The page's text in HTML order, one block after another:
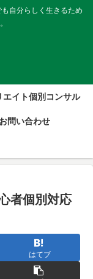
自分らしく生きるため
エイト個別コンサル
お問い合わせ
者個別対応
はてブ